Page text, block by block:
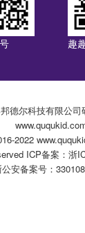
趣
德尔科技有限公
2022
ICP备案：浙
安备案号：